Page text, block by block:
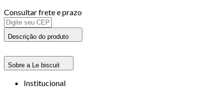
Consultar frete e prazo
Descrição do produto
Sobre a Le biscuit
Institucional